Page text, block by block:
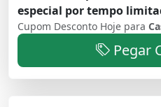
especial por tempo
Cupom Desconto Hoje para
Pegar